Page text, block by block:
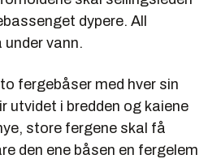
dypere. All
vann.
fergebåser med hver sin
utvidet i bredden og kaiene
store fergene skal få
den ene båsen en fergelem